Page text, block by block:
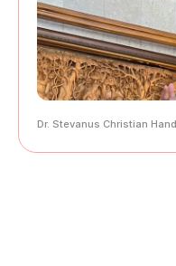
Dr. Stevanus Christian